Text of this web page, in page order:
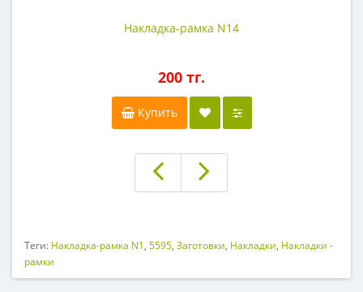
Накладка-рамка N14
200 тг.
Купить
Теги: Накладка-рамка N1, 5595, Заготовки, Накладки, Накладки -
рамки